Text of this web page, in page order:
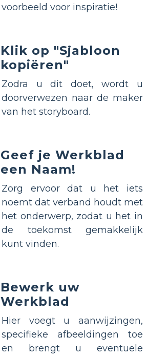
voorbeeld voor inspiratie!
Klik op "Sjabloon
kopiëren"
Zodra u dit doet, wordt u
doorverwezen naar de maker
van het storyboard.
Geef je Werkblad
een Naam!
Zorg ervoor dat u het iets
noemt dat verband houdt met
het onderwerp, zodat u het in
de toekomst gemakkelijk
kunt vinden.
Bewerk uw
Werkblad
Hier voegt u aanwijzingen,
specifieke afbeeldingen toe
en brengt u eventuele